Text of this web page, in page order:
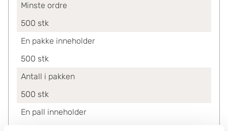
Minste ordre
500 stk
En pakke inneholder
500 stk
Antall i pakken
500 stk
En pall inneholder